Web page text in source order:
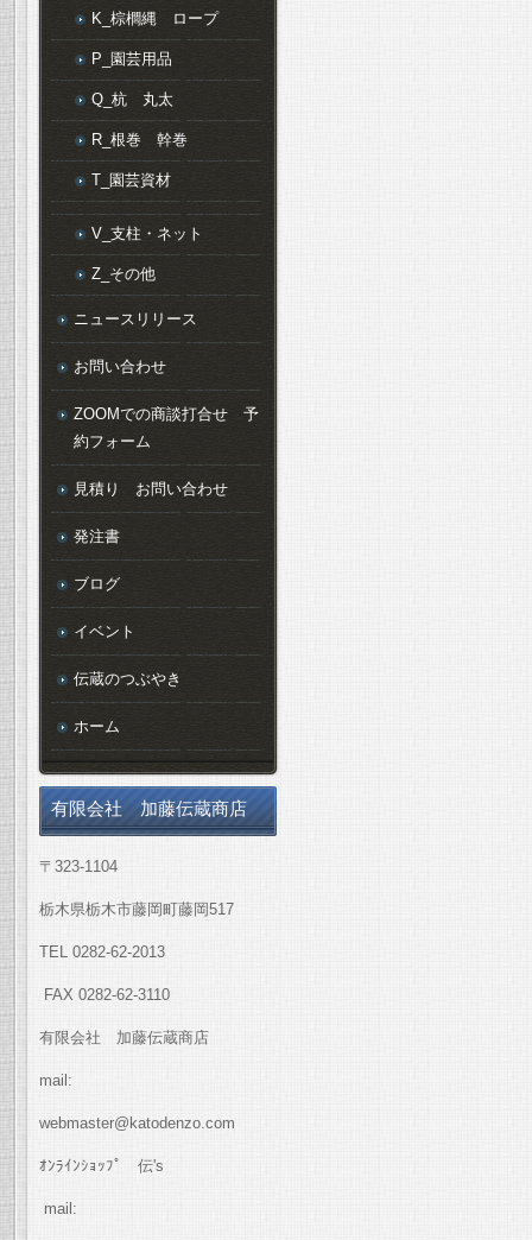
K_棕櫚縄 ロープ
P_園芸用品
Q_杭 丸太
R_根巻 幹巻
T_園芸資材
V_支柱・ネット
Z_その他
ニュースリリース
お問い合わせ
ZOOMでの商談打合せ 予
約フォーム
見積り お問い合わせ
発注書
ブログ
イベント
伝蔵のつぶやき
ホーム
有限会社 加藤伝蔵商店
〒323-1104
栃木県栃木市藤岡町藤岡517
TEL 0282-62-2013
FAX 0282-62-3110
有限会社 加藤伝蔵商店
mail:
webmaster@katodenzo.com
ｵﾝﾗｲﾝｼｮｯﾌﾟ 伝's
mail: